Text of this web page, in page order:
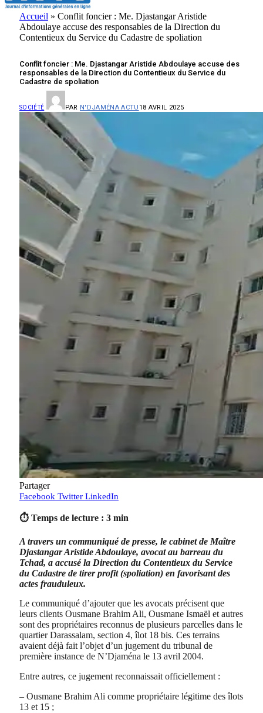
Accueil » Conflit foncier : Me. Djastangar Aristide
Abdoulaye accuse des responsables de la Direction du
Contentieux du Service du Cadastre de spoliation
Conflit foncier : Me. Djastangar Aristide Abdoulaye accuse des
responsables de la Direction du Contentieux du Service du
Cadastre de spoliation
SOCIÉTÉ PAR N'DJAMÉNA ACTU 18 AVRIL 2025
Partager
Facebook Twitter LinkedIn
⏱ Temps de lecture : 3 min
A travers un communiqué de presse, le cabinet de Maître
Djastangar Aristide Abdoulaye, avocat au barreau du
Tchad, a accusé la Direction du Contentieux du Service
du Cadastre de tirer profit (spoliation) en favorisant des
actes frauduleux.
Le communiqué d’ajouter que les avocats précisent que
leurs clients Ousmane Brahim Ali, Ousmane Ismaël et autres
sont des propriétaires reconnus de plusieurs parcelles dans le
quartier Darassalam, section 4, îlot 18 bis. Ces terrains
avaient déjà fait l’objet d’un jugement du tribunal de
première instance de N’Djaména le 13 avril 2004.
Entre autres, ce jugement reconnaissait officiellement :
– Ousmane Brahim Ali comme propriétaire légitime des îlots
13 et 15 ;